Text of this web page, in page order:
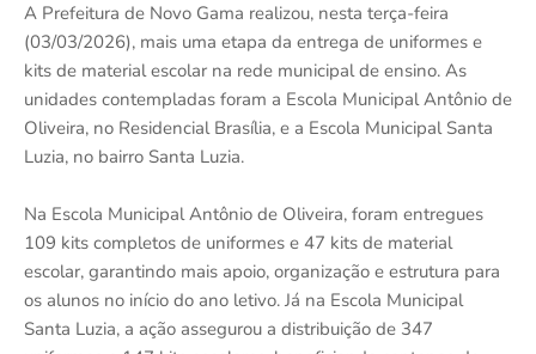
A Prefeitura de Novo Gama realizou, nesta terça-feira
(03/03/2026), mais uma etapa da entrega de uniformes e
kits de material escolar na rede municipal de ensino. As
unidades contempladas foram a Escola Municipal Antônio de
Oliveira, no Residencial Brasília, e a Escola Municipal Santa
Luzia, no bairro Santa Luzia.
Na Escola Municipal Antônio de Oliveira, foram entregues
109 kits completos de uniformes e 47 kits de material
escolar, garantindo mais apoio, organização e estrutura para
os alunos no início do ano letivo. Já na Escola Municipal
Santa Luzia, a ação assegurou a distribuição de 347